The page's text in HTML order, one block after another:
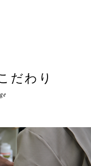
だわり